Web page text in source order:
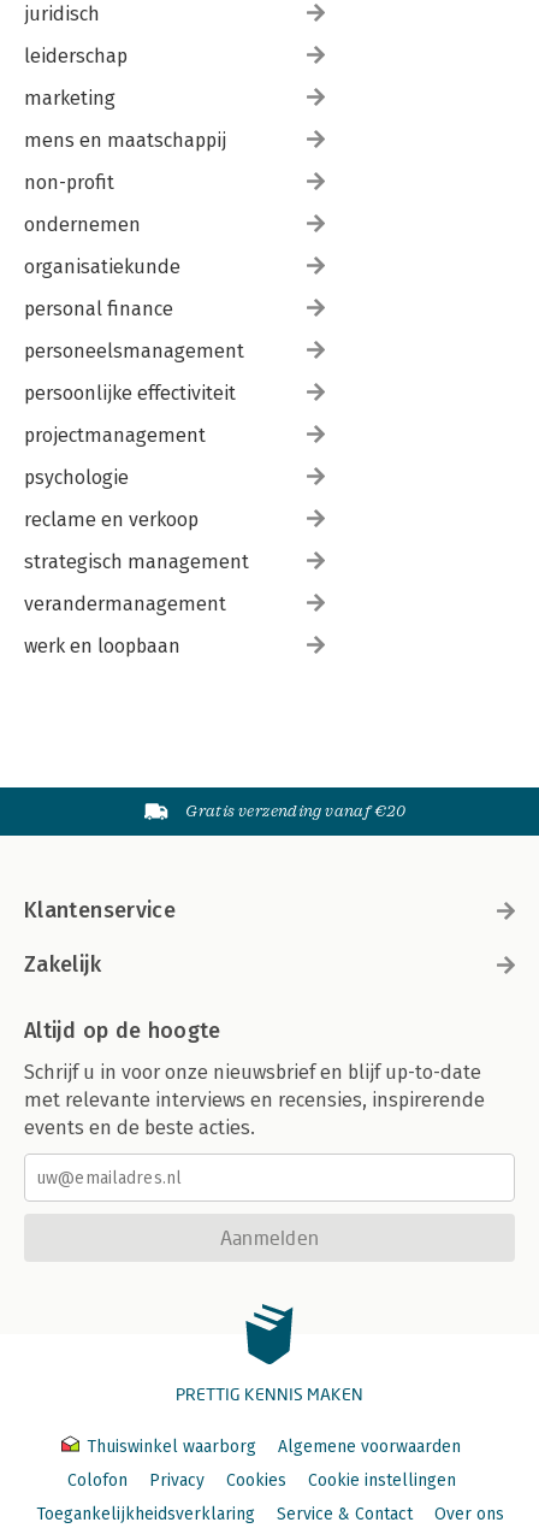
juridisch
leiderschap
marketing
mens en maatschappij
non-profit
ondernemen
organisatiekunde
personal finance
personeelsmanagement
persoonlijke effectiviteit
projectmanagement
psychologie
reclame en verkoop
strategisch management
verandermanagement
werk en loopbaan
Gratis verzending vanaf €20
Klantenservice
Zakelijk
Altijd op de hoogte
Schrijf u in voor onze nieuwsbrief en blijf up-to-date
met relevante interviews en recensies, inspirerende
events en de beste acties.
Aanmelden
PRETTIG KENNIS MAKEN
Thuiswinkel waarborg
Algemene voorwaarden
Colofon
Privacy Cookies
Cookie instellingen
Toegankelijkheidsverklaring
Service & Contact Over ons